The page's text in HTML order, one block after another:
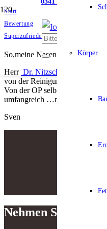
Körper
Start
Bewertung
Superzufrieden mit meinem neuen
So,meine Nasen OP ist jetzt
Herr Dr. Nitzsche
ist ein
von der Reinigungskraft bis zu
Von der OP selber habe ich
umfangreich …mit brechen
Sven
Nehmen Sie